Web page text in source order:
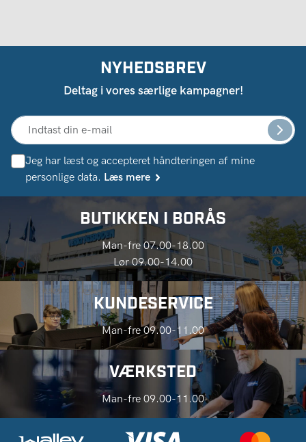
NYHEDSBREV
Deltag i vores særlige kampagner!
Jeg har læst og accepteret håndteringen af ​​mine
personlige data. Læs mere
BUTIKKEN I BORÅS
Man-fre 07.00-18.00
Lør 09.00-14.00
KUNDESERVICE
Man-fre 09.00-11.00
VÆRKSTED
Man-fre 09.00-11.00